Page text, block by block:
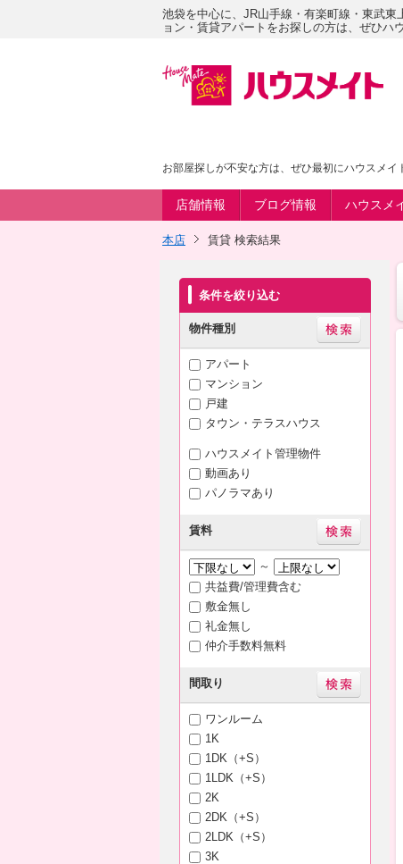
池袋を中心に、JR山手線・有楽町線・東武
ョン・賃貸アパートをお探しの方は、ぜひハ
お部屋探しが不安な方は、ぜひ最初にハウスメ
店舗情報 ブログ情報 ハウスメ
本店 賃貸 検索結果
条件を絞り込む
物件種別
アパート
マンション
戸建
タウン・テラスハウス
ハウスメイト管理物件
動画あり
パノラマあり
賃料
～
共益費/管理費含む
敷金無し
礼金無し
仲介手数料無料
間取り
ワンルーム
1K
1DK（+S）
1LDK（+S）
2K
2DK（+S）
2LDK（+S）
3K